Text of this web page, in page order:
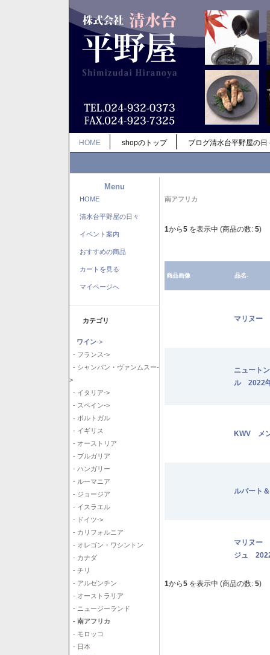
HOME shopのトップ ブログ清水台平野屋の日
Menu
HOME
清水台平野屋の日々
イベント案内
おすすめの商品
カートを見る
マイページへ
カテゴリ
ワイン->
- フランス->
- シャンパン・ヴァンムスー-
>
- イタリア->
- スペイン->
- ポルトガル
- イギリス
- オーストリア
- ブルガリア
- ハンガリー
- ルーマニア
- ジョージア
- イスラエル
- ドイツ->
- カリフォルニア
- オレゴン・ワシントン
- カナダ
- チリ
- アルゼンチン
- オーストラリア
- ニュージーランド
- 南アフリカ
- モロッコ
- 日本
南アフリカ
1から5 を表示中 (商品の数: 5)
商品画像 品名-
マリヌー
ニュート
ル 2022
KWV メ
ルバート
マリヌー
ジュ
1から5 を表示中 (商品の数: 5)